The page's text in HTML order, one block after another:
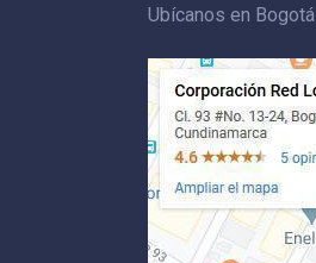
Ubícanos en Bogotá